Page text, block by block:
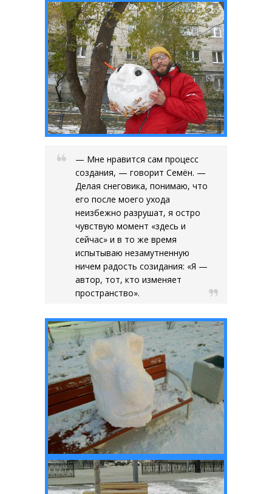
— Мне нравится сам процесс
создания, — говорит Семён. —
Делая снеговика, понимаю, что
его после моего ухода
неизбежно разрушат, я остро
чувствую момент «здесь и
сейчас» и в то же время
испытываю незамутненную
ничем радость созидания: «Я —
автор, тот, кто изменяет
пространство».